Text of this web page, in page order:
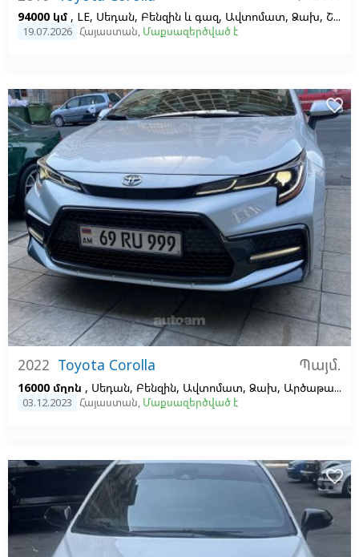
94000 կմ , LE, Սեդան, Բենզին և գազ, Ավտոմատ, Ձախ, Շագանակագույն
19.07.2026 Հայաստան, Մաքսազերծված է
2022 Toyota Corolla Պայմ.
16000 մղոն , Սեդան, Բենզին, Ավտոմատ, Ձախ, Արծաթագույն
03.12.2023 Հայաստան, Մաքսազերծված է
favorite_border
favorite_border